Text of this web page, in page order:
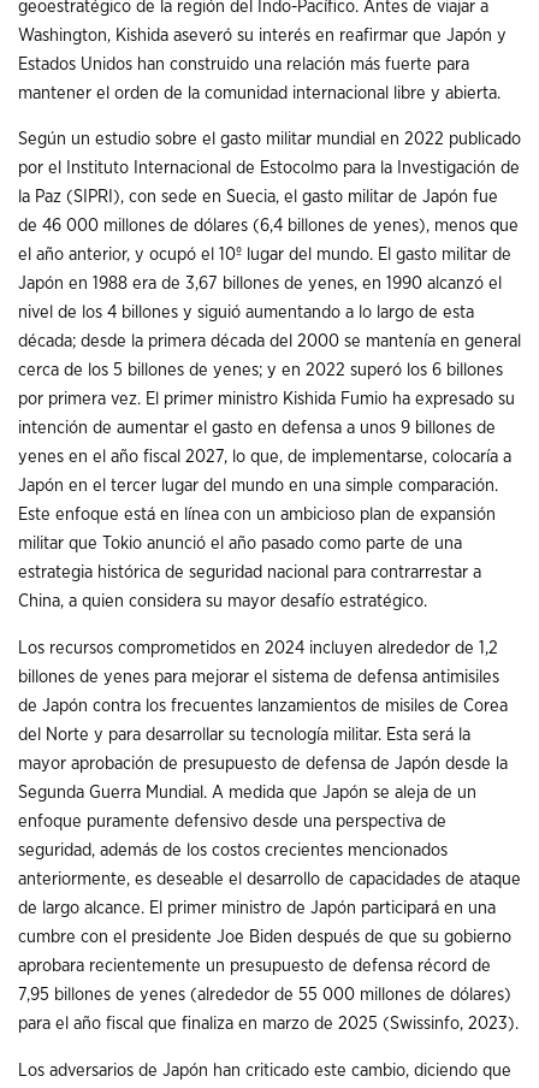
geoestratégico de la región del Indo-Pacífico. Antes de viajar a
Washington, Kishida aseveró su interés en reafirmar que Japón y
Estados Unidos han construido una relación más fuerte para
mantener el orden de la comunidad internacional libre y abierta.
Según un estudio sobre el gasto militar mundial en 2022 publicado
por el Instituto Internacional de Estocolmo para la Investigación de
la Paz (SIPRI), con sede en Suecia, el gasto militar de Japón fue
de 46 000 millones de dólares (6,4 billones de yenes), menos que
el año anterior, y ocupó el 10º lugar del mundo. El gasto militar de
Japón en 1988 era de 3,67 billones de yenes, en 1990 alcanzó el
nivel de los 4 billones y siguió aumentando a lo largo de esta
década; desde la primera década del 2000 se mantenía en general
cerca de los 5 billones de yenes; y en 2022 superó los 6 billones
por primera vez. El primer ministro Kishida Fumio ha expresado su
intención de aumentar el gasto en defensa a unos 9 billones de
yenes en el año fiscal 2027, lo que, de implementarse, colocaría a
Japón en el tercer lugar del mundo en una simple comparación.
Este enfoque está en línea con un ambicioso plan de expansión
militar que Tokio anunció el año pasado como parte de una
estrategia histórica de seguridad nacional para contrarrestar a
China, a quien considera su mayor desafío estratégico.
Los recursos comprometidos en 2024 incluyen alrededor de 1,2
billones de yenes para mejorar el sistema de defensa antimisiles
de Japón contra los frecuentes lanzamientos de misiles de Corea
del Norte y para desarrollar su tecnología militar. Esta será la
mayor aprobación de presupuesto de defensa de Japón desde la
Segunda Guerra Mundial. A medida que Japón se aleja de un
enfoque puramente defensivo desde una perspectiva de
seguridad, además de los costos crecientes mencionados
anteriormente, es deseable el desarrollo de capacidades de ataque
de largo alcance. El primer ministro de Japón participará en una
cumbre con el presidente Joe Biden después de que su gobierno
aprobara recientemente un presupuesto de defensa récord de
7,95 billones de yenes (alrededor de 55 000 millones de dólares)
para el año fiscal que finaliza en marzo de 2025 (Swissinfo, 2023).
Los adversarios de Japón han criticado este cambio, diciendo que